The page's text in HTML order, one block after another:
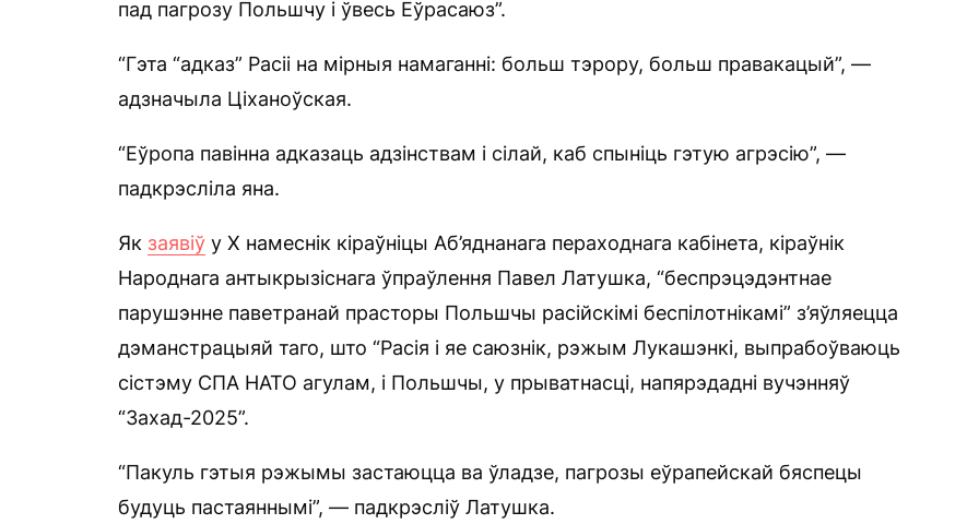
пад пагрозу Польшчу і ўвесь Еўрасаюз”.
“Гэта “адказ” Расіі на мірныя намаганні: больш тэрору, больш правакацый”, —
адзначыла Ціханоўская.
“Еўропа павінна адказаць адзінствам і сілай, каб спыніць гэтую агрэсію”, —
падкрэсліла яна.
Як заявіў у Х намеснік кіраўніцы Аб’яднанага пераходнага кабінета, кіраўнік
Народнага антыкрызіснага ўпраўлення Павел Латушка, “беспрэцэдэнтнае
парушэнне паветранай прасторы Польшчы расійскімі беспілотнікамі” з’яўляецца
дэманстрацыяй таго, што “Расія і яе саюзнік, рэжым Лукашэнкі, выпрабоўваюць
сістэму СПА НАТО агулам, і Польшчы, у прыватнасці, напярэдадні вучэнняў
“Захад-2025”.
“Пакуль гэтыя рэжымы застаюцца ва ўладзе, пагрозы еўрапейскай бяспецы
будуць пастаяннымі”, — падкрэсліў Латушка.